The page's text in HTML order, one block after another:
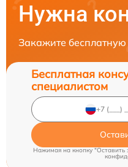
Нужна
Закажите
Бесплатная
специалистом
Нажимая на кнопку "Оставить